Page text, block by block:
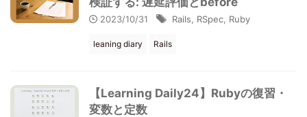
2023/10/31 Rails RSpec Ruby
leaning diary Rails
【Learning Daily24】Rubyの復習・
変数と定数